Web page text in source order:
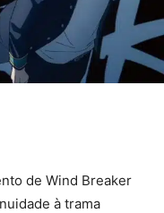
de Wind Breaker
à trama